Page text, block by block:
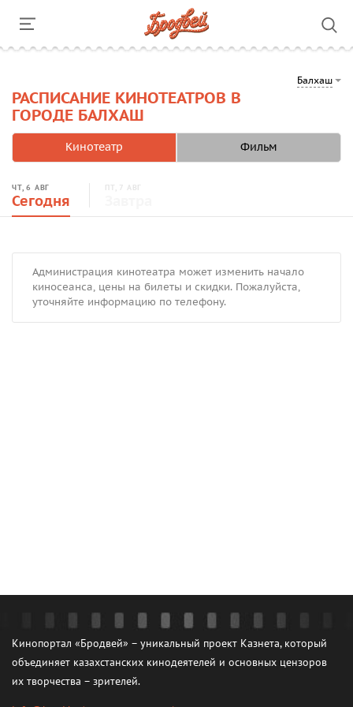
Балхаш
РАСПИСАНИЕ КИНОТЕАТРОВ В
ГОРОДЕ БАЛХАШ
Кинотеатр Фильм
ЧТ, 6 АВГ
Сегодня
ПТ, 7 АВГ
Администрация кинотеатра может изменить начало
киносеанса, цены на билеты и скидки. Пожалуйста,
уточняйте информацию по телефону.
Кинопортал «Бродвей» – уникальный проект Казнета, который
объединяет казахстанских кинодеятелей и основных цензоров
их творчества – зрителей.